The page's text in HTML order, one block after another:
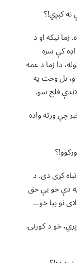
کېږي!؟
نیکه او د
کې سره
دا زما د عمه
و، بل وخت په
فلج سو.
چې ورته واده
کړی دی. د
په دې خو یې حق
نو بیا خو…
خو د کورنۍ